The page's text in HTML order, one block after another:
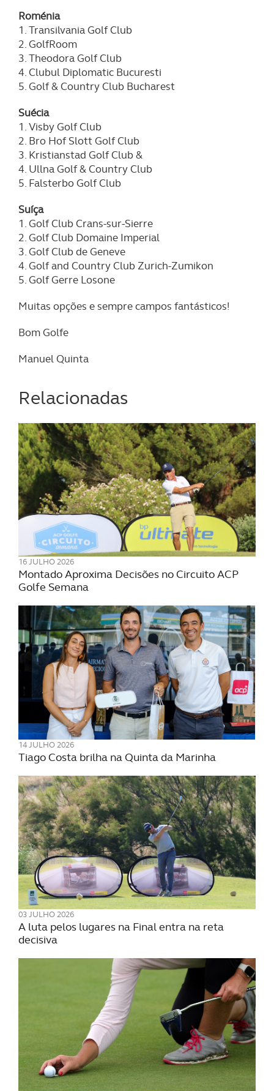
Roménia
1. Transilvania Golf Club
2. GolfRoom
3. Theodora Golf Club
4. Clubul Diplomatic Bucuresti
5. Golf & Country Club Bucharest
Suécia
1. Visby Golf Club
2. Bro Hof Slott Golf Club
3. Kristianstad Golf Club &
4. Ullna Golf & Country Club
5. Falsterbo Golf Club
Suíça
1. Golf Club Crans-sur-Sierre
2. Golf Club Domaine Imperial
3. Golf Club de Geneve
4. Golf and Country Club Zurich-Zumikon
5. Golf Gerre Losone
Muitas opções e sempre campos fantásticos!
Bom Golfe
Manuel Quinta
Relacionadas
16 JULHO 2026
Montado Aproxima Decisões no Circuito ACP
Golfe Semana
14 JULHO 2026
Tiago Costa brilha na Quinta da Marinha
03 JULHO 2026
A luta pelos lugares na Final entra na reta
decisiva